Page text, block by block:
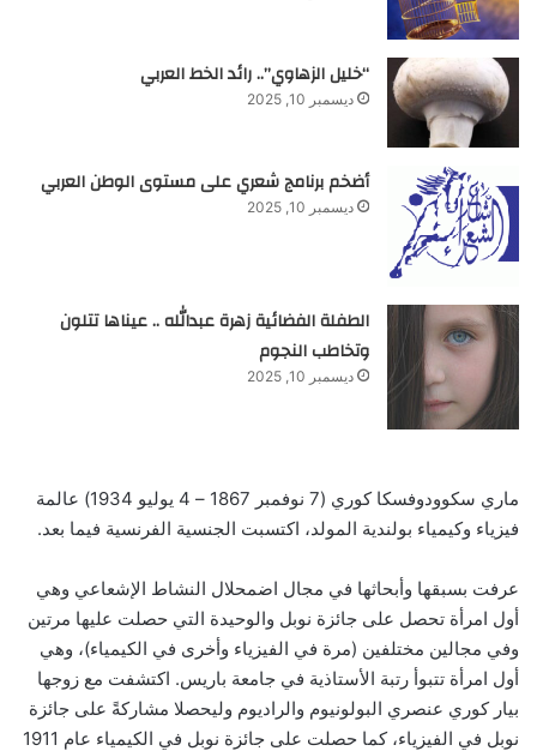
“خليل الزهاوي”.. رائد الخط العربي
ديسمبر 10, 2025
أضخم برنامج شعري على مستوى الوطن العربي
ديسمبر 10, 2025
الطفلة الفضائية زهرة عبدالله .. عيناها تتلون
وتخاطب النجوم
ديسمبر 10, 2025
ماري سكوودوفسكا كوري (7 نوفمبر 1867 – 4 يوليو 1934) عالمة
فيزياء وكيمياء بولندية المولد، اكتسبت الجنسية الفرنسية فيما بعد.
عرفت بسبقها وأبحاثها في مجال اضمحلال النشاط الإشعاعي وهي
أول امرأة تحصل على جائزة نوبل والوحيدة التي حصلت عليها مرتين
وفي مجالين مختلفين (مرة في الفيزياء وأخرى في الكيمياء)، وهي
أول امرأة تتبوأ رتبة الأستاذية في جامعة باريس. اكتشفت مع زوجها
بيار كوري عنصري البولونيوم والراديوم وليحصلا مشاركةً على جائزة
نوبل في الفيزياء، كما حصلت على جائزة نوبل في الكيمياء عام 1911